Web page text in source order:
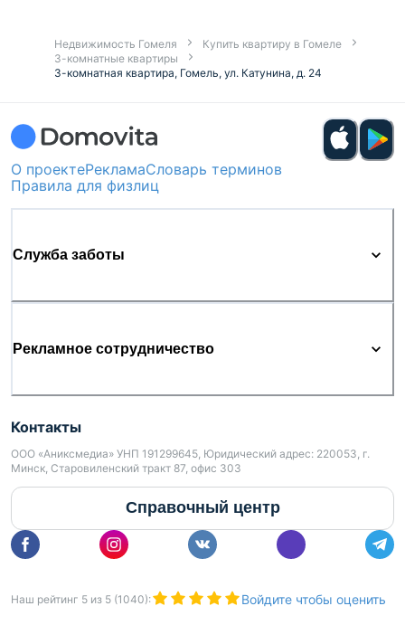
Недвижимость Гомеля
Купить квартиру в Гомеле
3-комнатные квартиры
3-комнатная квартира, Гомель, ул. Катунина, д. 24
О проектеРекламаСловарь терминов
Правила для физлиц
Служба заботы
Рекламное сотрудничество
Контакты
ООО «Аниксмедиа» УНП 191299645, Юридический адрес: 220053, г.
Минск, Старовиленский тракт 87, офис 303
Справочный центр
Наш рейтинг 5 из 5 (1040): Войдите чтобы оценить